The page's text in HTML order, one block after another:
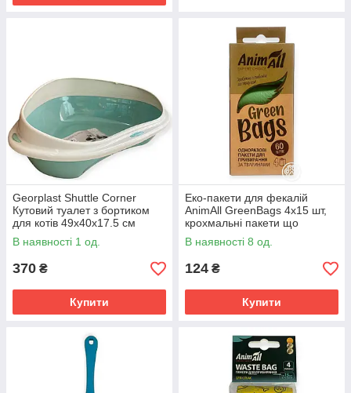
Georplast Shuttle Corner
Кутовий туалет з бортиком
для котів 49х40х17.5 см
В наявності 1 од.
370 ₴
Купити
Еко-пакети для фекалій
AnimAll GreenBags 4х15 шт,
крохмальні пакети що
розкладаються, змінні рулони
для диспенсера
В наявності 8 од.
124 ₴
Купити